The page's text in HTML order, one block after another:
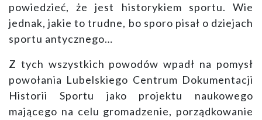
powiedzieć, że jest historykiem sportu. Wie
jednak, jakie to trudne, bo sporo pisał o dziejach
sportu antycznego…
Z tych wszystkich powodów wpadł na pomysł
powołania Lubelskiego Centrum Dokumentacji
Historii Sportu jako projektu naukowego
mającego na celu gromadzenie, porządkowanie